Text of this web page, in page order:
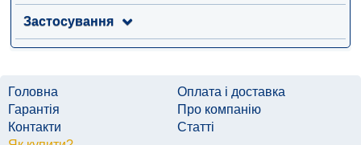
Застосування
Головна
Оплата і доставка
Гарантія
Про компанію
Контакти
Статті